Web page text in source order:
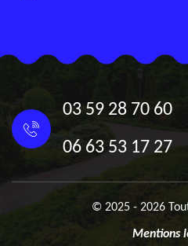
03 59 28 70 60
06 63 53 17 27
© 2025 - 2026
Mentions